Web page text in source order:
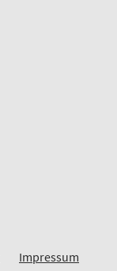
Impressum